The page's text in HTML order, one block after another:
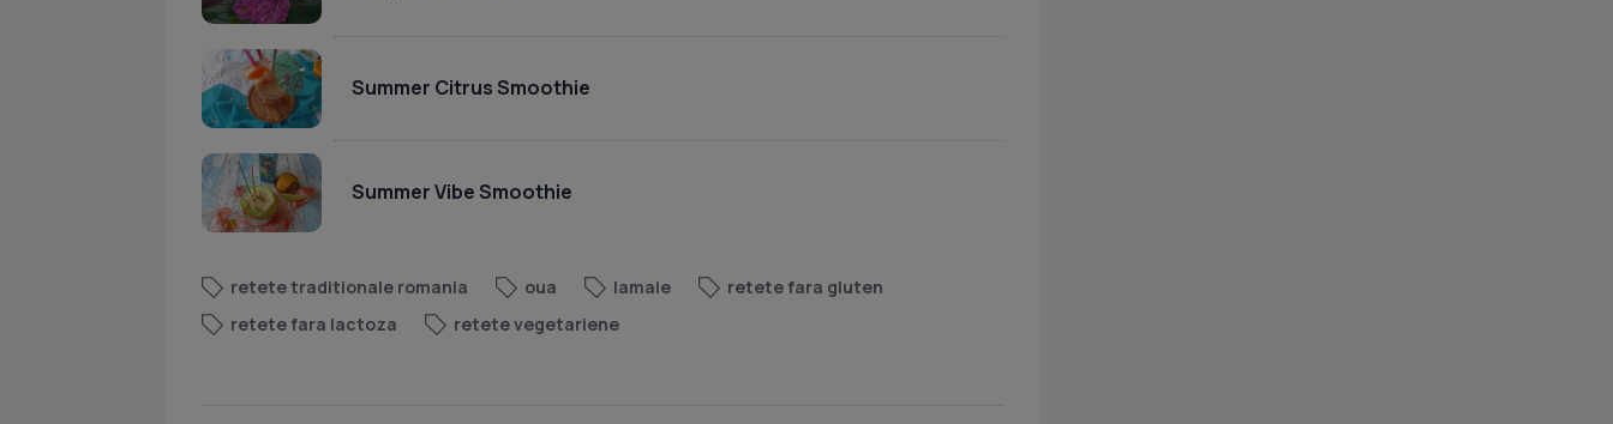
Summer Citrus Smoothie
Summer Vibe Smoothie
retete traditionale romania oua lamaie
retete fara gluten
retete fara lactoza
retete vegetariene